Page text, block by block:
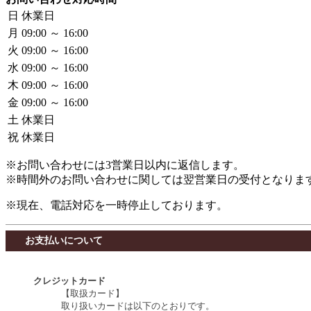
日 休業日
月 09:00 ～ 16:00
火 09:00 ～ 16:00
水 09:00 ～ 16:00
木 09:00 ～ 16:00
金 09:00 ～ 16:00
土 休業日
祝 休業日
※お問い合わせには3営業日以内に返信します。
※時間外のお問い合わせに関しては翌営業日の受付となりま
お支払いについて
クレジットカード
【取扱カード】
取り扱いカードは以下のとおりです。